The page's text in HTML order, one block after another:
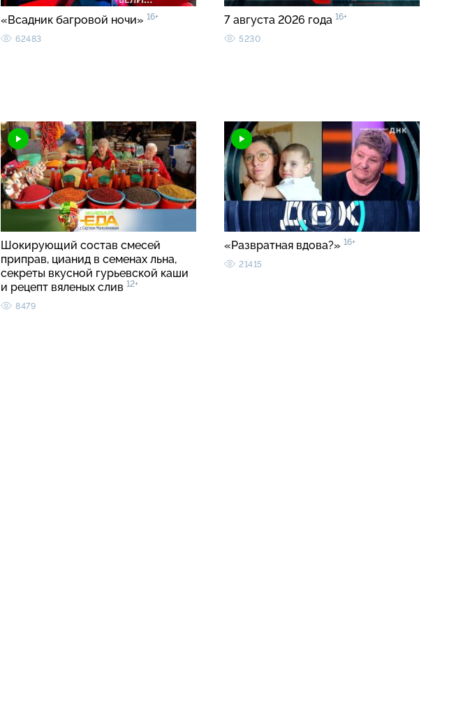
«Всадник багровой ночи» 16+
62483
7 августа 2026 года 16+
5230
Шокирующий состав смесей
приправ, цианид в семенах льна,
секреты вкусной гурьевской каши
и рецепт вяленых слив 12+
8479
«Развратная вдова?» 16+
21415